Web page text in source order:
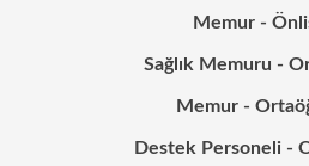
Memur -
Sağlık Memuru -
Memur -
Destek Personeli -